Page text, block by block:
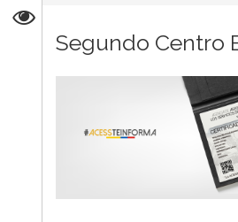
Segundo Centro